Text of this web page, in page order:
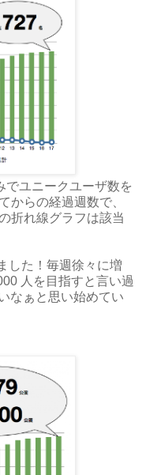
でユニークユーザ数を
からの経過週数で、
折れ線グラフは該当
した！毎週徐々に増
人を目指すと言い過
なぁと思い始めてい